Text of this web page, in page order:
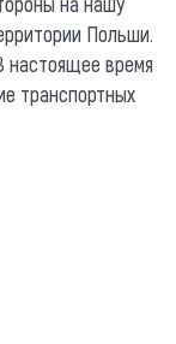
Польши.
настоящее время
транспортных